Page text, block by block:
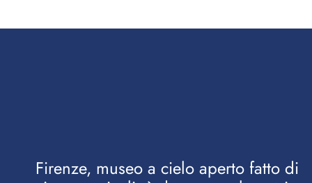
Firenze, museo a cielo aperto fatto di